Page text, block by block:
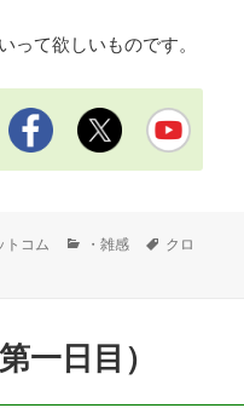
って欲しいものです。
トコム
カ・雑感
タ
クロ
一日目）